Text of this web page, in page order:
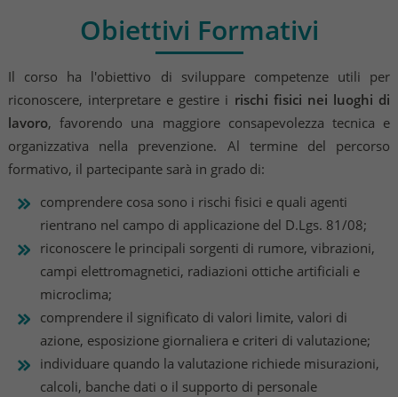
Obiettivi Formativi
Il corso ha l'obiettivo di sviluppare competenze utili per
riconoscere, interpretare e gestire i rischi fisici nei luoghi di
lavoro, favorendo una maggiore consapevolezza tecnica e
organizzativa nella prevenzione. Al termine del percorso
formativo, il partecipante sarà in grado di:
comprendere cosa sono i rischi fisici e quali agenti
rientrano nel campo di applicazione del D.Lgs. 81/08;
riconoscere le principali sorgenti di rumore, vibrazioni,
campi elettromagnetici, radiazioni ottiche artificiali e
microclima;
comprendere il significato di valori limite, valori di
azione, esposizione giornaliera e criteri di valutazione;
individuare quando la valutazione richiede misurazioni,
calcoli, banche dati o il supporto di personale